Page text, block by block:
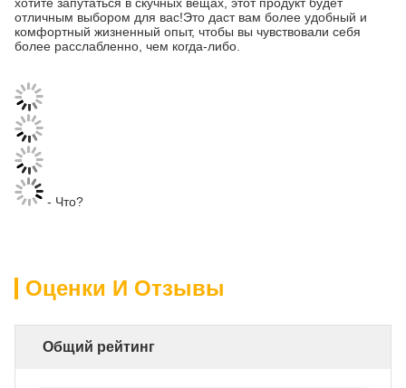
отличным выбором для вас!Это даст вам более удобный и
комфортный жизненный опыт, чтобы вы чувствовали себя
более расслабленно, чем когда-либо.
- Что?
Оценки И Отзывы
Общий рейтинг